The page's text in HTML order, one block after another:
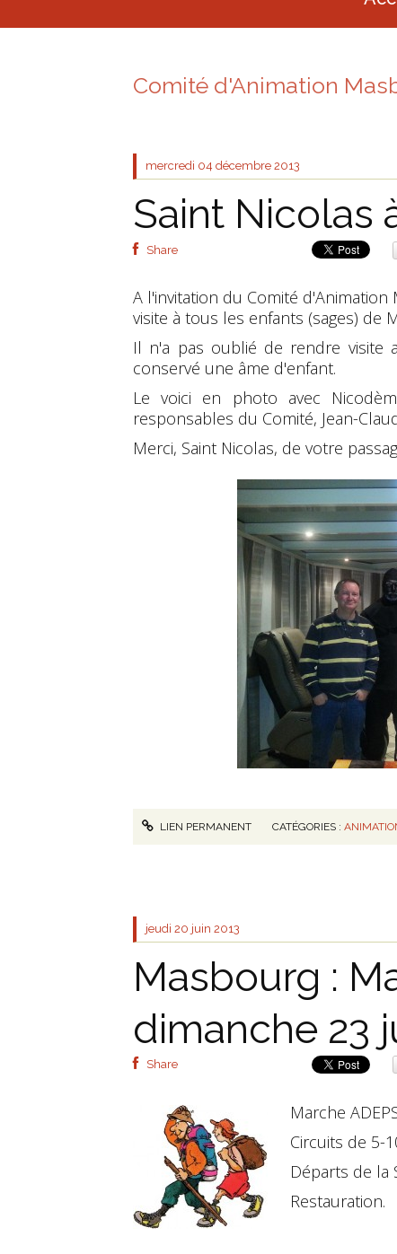
Comité d'Animation
mercredi 04 décembre 2013
Saint Nicolas
Share
A l'invitation du Comité d'Animation
visite à tous les enfants (sages) de
Il n'a pas oublié de rendre visite
conservé une âme d'enfant.
Le voici en photo avec
responsables du Comité, Jean-
Merci, Saint Nicolas, de votre
LIEN PERMANENT CATÉGORIES :
jeudi 20 juin 2013
Masbourg :
dimanche 23
Share
Marche
Circuits de 5-
Départs de la
Restauration.